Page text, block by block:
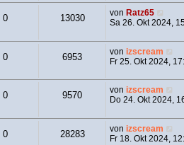
0 13030 von Ratz65
Sa 26. Okt 2024,
0 6953 von izscream
Fr 25. Okt 2024,
0 9570 von izscream
Do 24. Okt 2024,
0 28283 von izscream
Fr 18. Okt 2024,